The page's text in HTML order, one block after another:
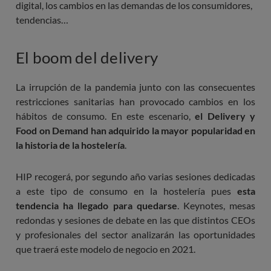
digital, los cambios en las demandas de los consumidores,
tendencias…
El boom del delivery
La irrupción de la pandemia junto con las consecuentes
restricciones sanitarias han provocado cambios en los
hábitos de consumo. En este escenario, el Delivery y
Food on Demand han adquirido la mayor popularidad en
la historia de la hostelería.
HIP recogerá, por segundo año varias sesiones dedicadas
a este tipo de consumo en la hostelería pues esta
tendencia ha llegado para quedarse. Keynotes, mesas
redondas y sesiones de debate en las que distintos CEOs
y profesionales del sector analizarán las oportunidades
que traerá este modelo de negocio en 2021.